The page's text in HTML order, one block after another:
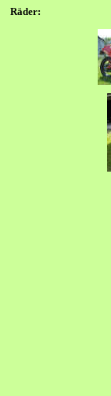
Räder: